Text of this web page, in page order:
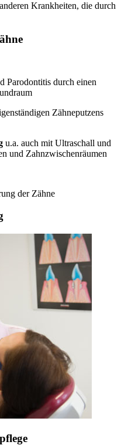
Krankheiten, die durch
Parodontitis durch einen
Zähneputzens
u.a. auch mit Ultraschall und
und Zahnzwischenräumen
der Zähne